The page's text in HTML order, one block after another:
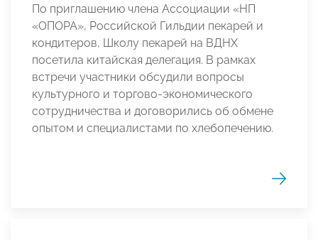
По приглашению члена Ассоциации «НП
«ОПОРА», Российской Гильдии пекарей и
кондитеров, Школу пекарей на ВДНХ
посетила китайская делегация. В рамках
встречи участники обсудили вопросы
культурного и торгово-экономического
сотрудничества и договорились об обмене
опытом и специалистами по хлебопечению.